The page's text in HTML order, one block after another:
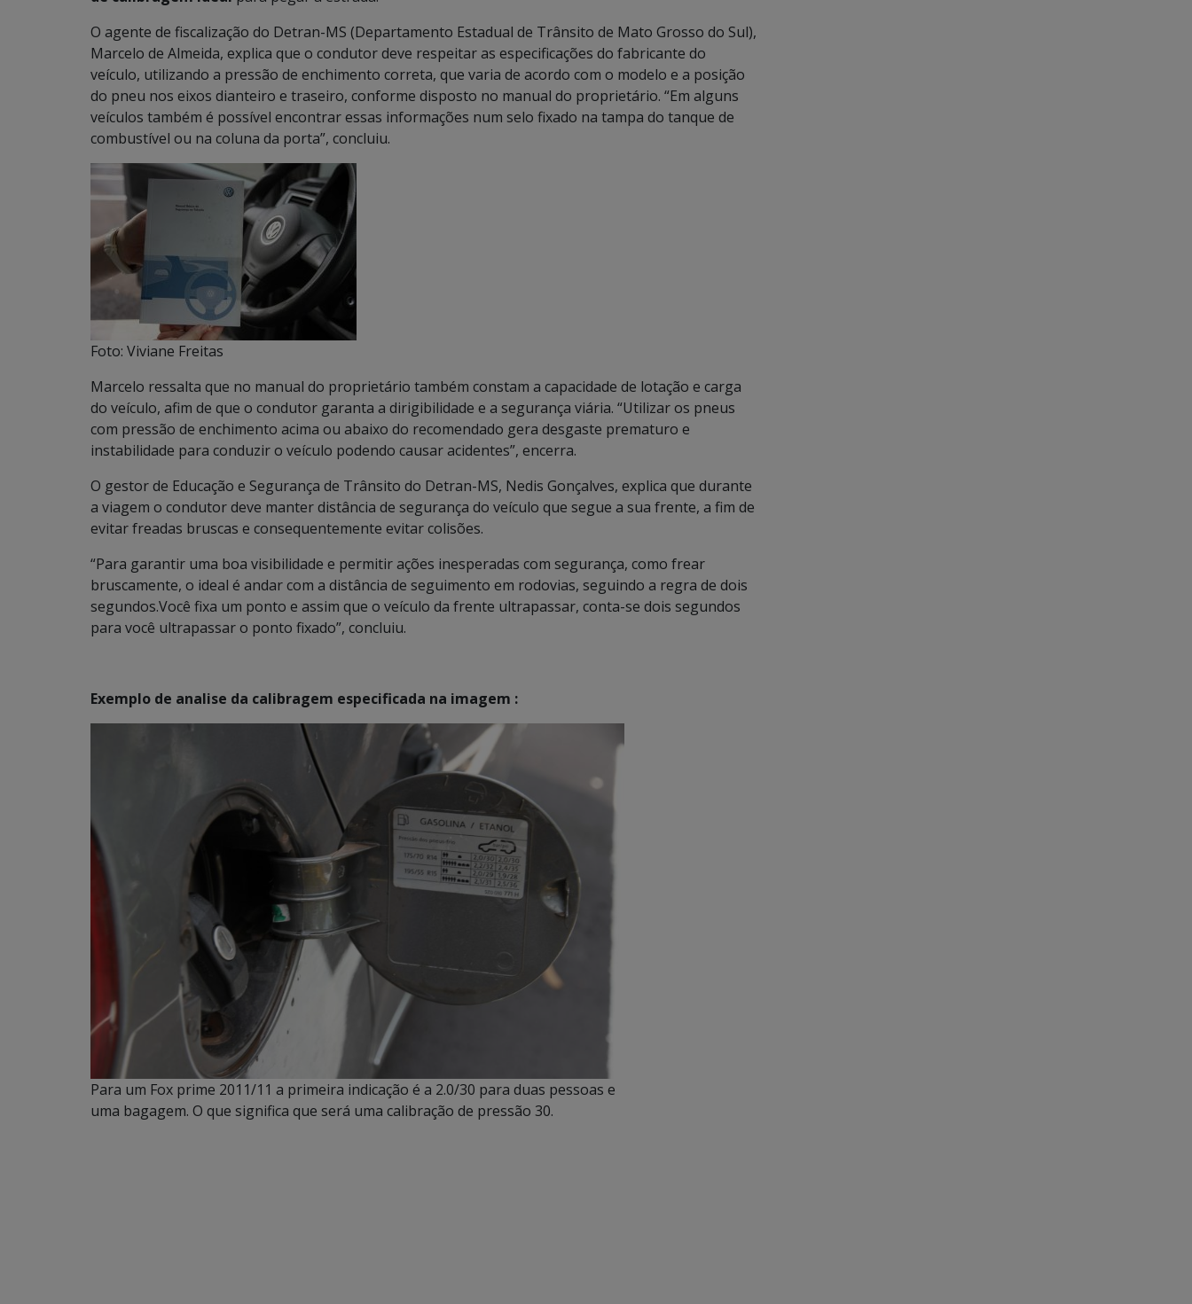
O agente de fiscalização do Detran-MS (Departamento Estadual de Trânsito de Mato Grosso do Sul),
Marcelo de Almeida, explica que o condutor deve respeitar as especificações do fabricante do
veículo, utilizando a pressão de enchimento correta, que varia de acordo com o modelo e a posição
do pneu nos eixos dianteiro e traseiro, conforme disposto no manual do proprietário. “Em alguns
veículos também é possível encontrar essas informações num selo fixado na tampa do tanque de
combustível ou na coluna da porta”, concluiu.
Foto: Viviane Freitas
Marcelo ressalta que no manual do proprietário também constam a capacidade de lotação e carga
do veículo, afim de que o condutor garanta a dirigibilidade e a segurança viária. “Utilizar os pneus
com pressão de enchimento acima ou abaixo do recomendado gera desgaste prematuro e
instabilidade para conduzir o veículo podendo causar acidentes”, encerra.
O gestor de Educação e Segurança de Trânsito do Detran-MS, Nedis Gonçalves, explica que durante
a viagem o condutor deve manter distância de segurança do veículo que segue a sua frente, a fim de
evitar freadas bruscas e consequentemente evitar colisões.
“Para garantir uma boa visibilidade e permitir ações inesperadas com segurança, como frear
bruscamente, o ideal é andar com a distância de seguimento em rodovias, seguindo a regra de dois
segundos.Você fixa um ponto e assim que o veículo da frente ultrapassar, conta-se dois segundos
para você ultrapassar o ponto fixado”, concluiu.
Exemplo de analise da calibragem especificada na imagem :
Para um Fox prime 2011/11 a primeira indicação é a 2.0/30 para duas pessoas e
uma bagagem. O que significa que será uma calibração de pressão 30.